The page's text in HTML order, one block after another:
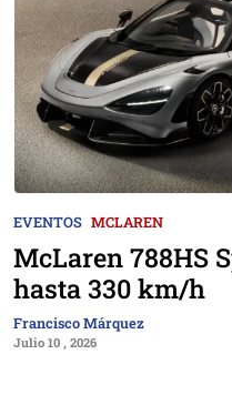
EVENTOS MCLAREN
McLaren 788HS
hasta 330 km/h
Francisco Márquez
Julio 10 , 2026